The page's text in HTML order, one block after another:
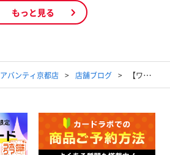
もっと見る
アバンティ京都店 店舗ブログ 【ワンピースカードゲーム】2025年12月13日開催 8パックバトル結果発表【優勝デッキ】